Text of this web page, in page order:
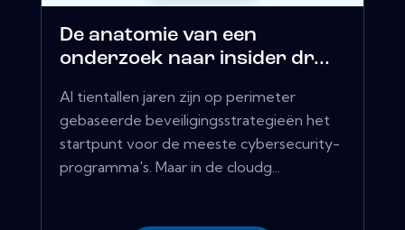
De anatomie van een
onderzoek naar insider dr...
Al tientallen jaren zijn op perimeter
gebaseerde beveiligingsstrategieën het
startpunt voor de meeste cybersecurity-
programma's. Maar in de cloudg...